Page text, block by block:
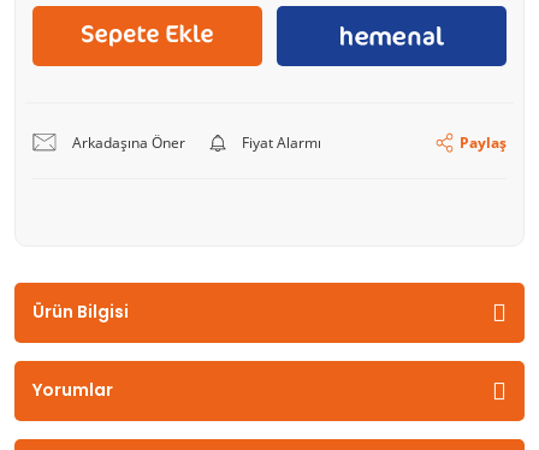
Arkadaşına Öner Fiyat Alarmı Paylaş
Ürün Bilgisi
Yorumlar